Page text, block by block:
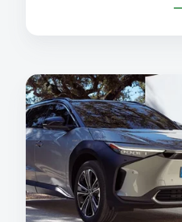
Toyota
kooperiert
mit
e-
mobilio